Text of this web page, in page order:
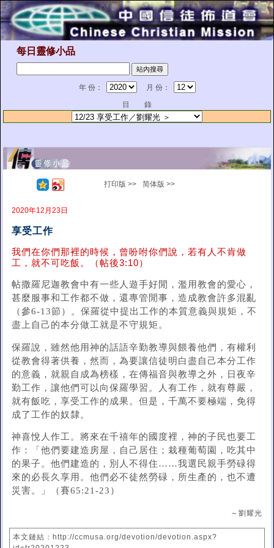
每日靈修小品
年 份：
月 份：
目 錄
打印版 >> 简体版 >>
2020年12月23日
享受工作
我們在你們那裡的時候，曾吩咐你們說，若有人不肯做
工，就不可吃飯。（帖後3:10）
帖撒羅尼迦教會中有一些人遊手好閒，濫用教會的愛心，
甚麼服事和工作都不做，還專管閒事，造成教會許多混亂
（參6-13節）。保羅從中提出工作的本質意義與規矩，不
盡上自己的本分做工就是不守規矩。
保羅說，雖然他用神的話語辛勤教導與餵養他們，有權利
從教會得著供養，然而，為要讓信徒明白盡自己本分工作
的意義，就親自成為榜樣，在傳福音與教導之外，日夜辛
勤工作，讓他們可以向保羅學習。人有工作，就有尊嚴，
就有飯吃，享受工作的成果。但是，千萬不要極端，免得
成了工作的奴隸。
神喜悅人作工。將來在千禧年的國度裡，神的子民也要工
作：「他們要建造房屋，自己居住；栽種葡萄園，吃其中
的果子。他們建造的，別人不得住……我選民親手勞碌得
來的必長久享用。他們必不徒然勞碌，所生產的，也不遭
災害。」（賽65:21-23）
～劉耀光
本文鏈結：http://ccmusa.org/devotion/devotion.aspx?